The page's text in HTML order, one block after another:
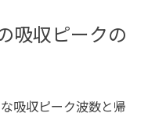
吸収ピークの
吸収ピーク波数と帰